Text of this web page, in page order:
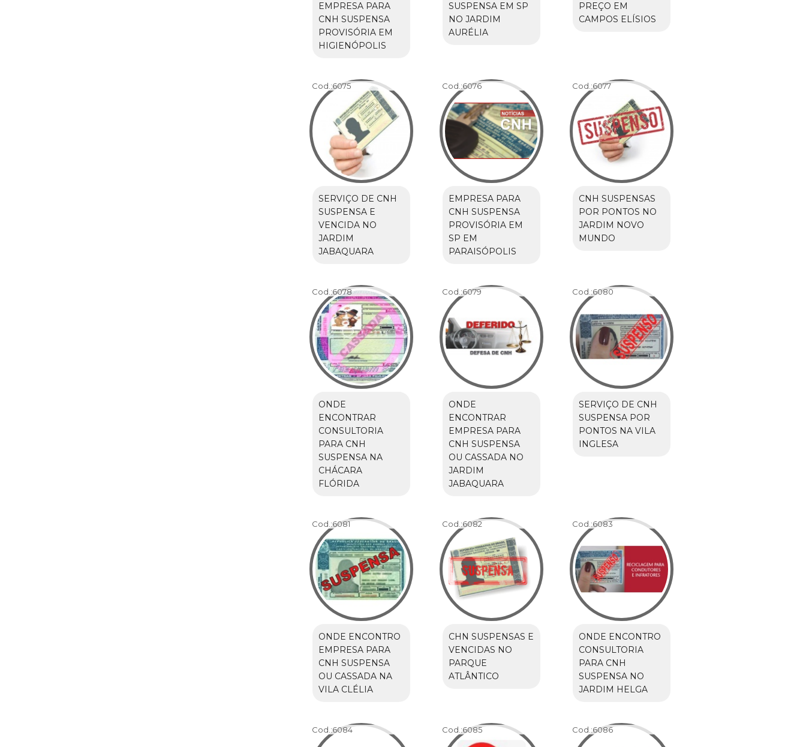
EMPRESA PARA
CNH SUSPENSA
PROVISÓRIA EM
HIGIENÓPOLIS
SUSPENSA EM SP
NO JARDIM
AURÉLIA
PREÇO EM
CAMPOS ELÍSIOS
Cod.:6075
SERVIÇO DE CNH
SUSPENSA E
VENCIDA NO
JARDIM
JABAQUARA
Cod.:6076
EMPRESA PARA
CNH SUSPENSA
PROVISÓRIA EM
SP EM
PARAISÓPOLIS
Cod.:6077
CNH SUSPENSAS
POR PONTOS NO
JARDIM NOVO
MUNDO
Cod.:6078
ONDE
ENCONTRAR
CONSULTORIA
PARA CNH
SUSPENSA NA
CHÁCARA
FLÓRIDA
Cod.:6079
ONDE
ENCONTRAR
EMPRESA PARA
CNH SUSPENSA
OU CASSADA NO
JARDIM
JABAQUARA
Cod.:6080
SERVIÇO DE CNH
SUSPENSA POR
PONTOS NA VILA
INGLESA
Cod.:6081
ONDE ENCONTRO
EMPRESA PARA
CNH SUSPENSA
OU CASSADA NA
VILA CLÉLIA
Cod.:6082
CHN SUSPENSAS E
VENCIDAS NO
PARQUE
ATLÂNTICO
Cod.:6083
ONDE ENCONTRO
CONSULTORIA
PARA CNH
SUSPENSA NO
JARDIM HELGA
Cod.:6084 Cod.:6085 Cod.:6086